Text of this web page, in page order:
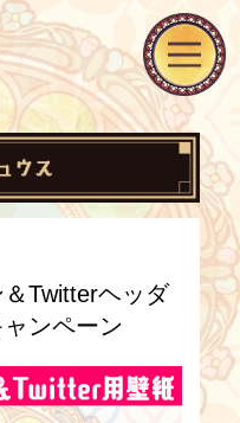
Twitterヘッダ
ンペーン